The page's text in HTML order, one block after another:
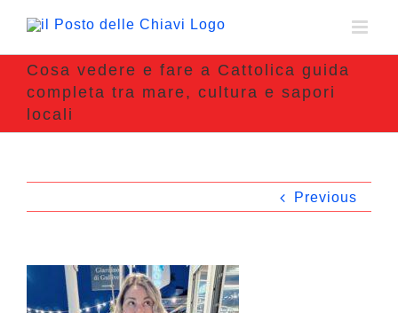
Cosa vedere e fare a Cattolica guida
completa tra mare, cultura e sapori
locali
Previous